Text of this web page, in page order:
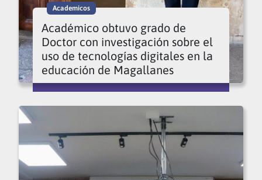
Academicos
Académico obtuvo grado de
Doctor con investigación sobre el
uso de tecnologías digitales en la
educación de Magallanes